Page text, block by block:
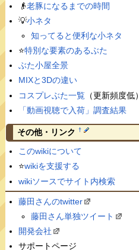
👴老豚になるまでの時間
💡小ネタ
知ってると便利な小ネタ
⭐️特別な要素のあるぶた
ぶた小屋全景
MIXと3Dの違い
コスプレぶた一覧（更新頻度低）
「動画視聴で入荷」調査結果
その他・リンク †
このwikiについて
⭐️wikiを支援する
wikiソースでサイト内検索
藤田さんのtwitter
藤田さん単独ツイート
開発会社
サポートページ